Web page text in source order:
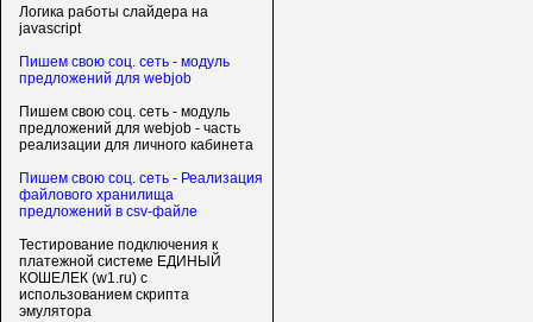
Логика работы слайдера на
javascript
Пишем свою соц. сеть - модуль
предложений для webjob
Пишем свою соц. сеть - модуль
предложений для webjob - часть
реализации для личного кабинета
Пишем свою соц. сеть - Реализация
файлового хранилища
предложений в csv-файле
Тестирование подключения к
платежной системе ЕДИНЫЙ
КОШЕЛЕК (w1.ru) с
использованием скрипта
эмулятора